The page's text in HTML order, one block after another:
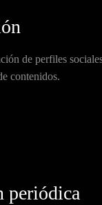
de perfiles
contenidos.
periódica